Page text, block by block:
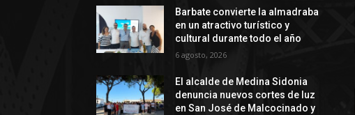
Barbate convierte la almadraba
en un atractivo turístico y
cultural durante todo el año
6 agosto, 2026
El alcalde de Medina Sidonia
denuncia nuevos cortes de luz
en San José de Malcocinado y